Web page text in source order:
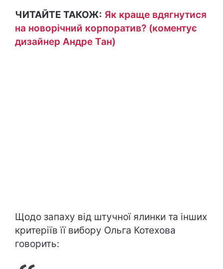
ЧИТАЙТЕ ТАКОЖ: Як краще вдягнутися
на новорічний корпоратив? (коментує
дизайнер Андре Тан)
Щодо запаху від штучної ялинки та інших
критеріїв її вибору Ольга Котехова
говорить: